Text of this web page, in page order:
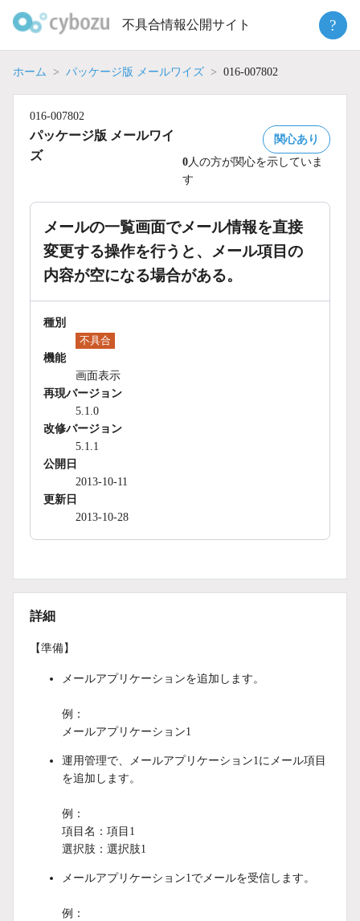
不具合情報公開サイト ?
ホーム パッケージ版 メールワイズ 016-007802
016-007802
パッケージ版 メールワイ
ズ
関心あり
0 人の方が関心を示していま
す
メールの一覧画面でメール情報を直接
変更する操作を行うと、メール項目の
内容が空になる場合がある。
種別
不具合
機能
画面表示
再現バージョン
5.1.0
改修バージョン
5.1.1
公開日
2013-10-11
更新日
2013-10-28
詳細
【準備】
メールアプリケーションを追加します。
例：
メールアプリケーション1
運用管理で、メールアプリケーション1にメール項目
を追加します。
例：
項目名：項目1
選択肢：選択肢1
メールアプリケーション1でメールを受信します。
例：